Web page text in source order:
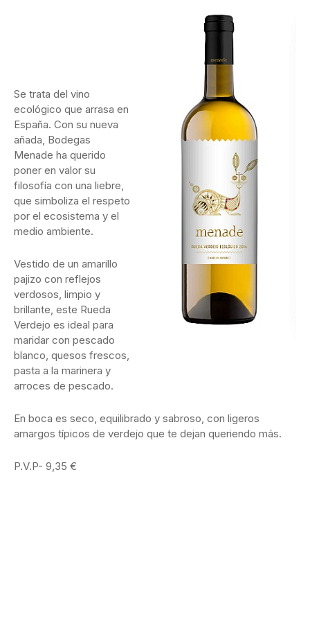
Se trata del vino
ecológico que arrasa en
España. Con su nueva
añada, Bodegas
Menade ha querido
poner en valor su
filosofía con una liebre,
que simboliza el respeto
por el ecosistema y el
medio ambiente.
Vestido de un amarillo
pajizo con reflejos
verdosos, limpio y
brillante, este Rueda
Verdejo es ideal para
maridar con pescado
blanco, quesos frescos,
pasta a la marinera y
arroces de pescado.
En boca es seco, equilibrado y sabroso, con ligeros
amargos típicos de verdejo que te dejan queriendo más.
P.V.P- 9,35 €